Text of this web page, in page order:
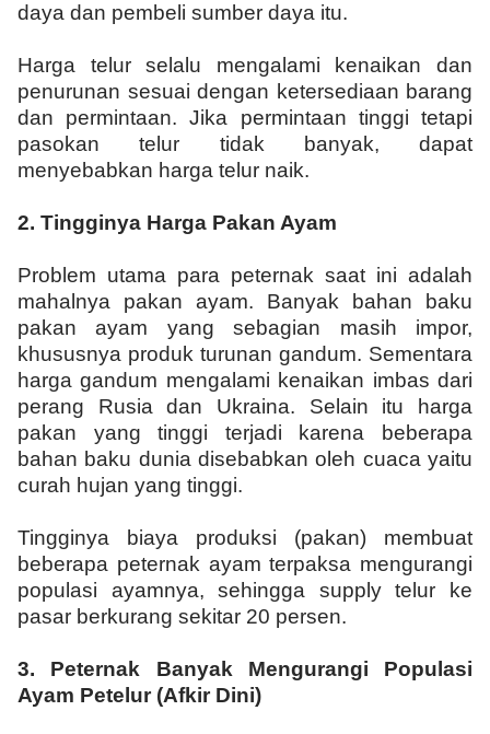
daya dan pembeli sumber daya itu.
Harga telur selalu mengalami kenaikan dan
penurunan sesuai dengan ketersediaan barang
dan permintaan. Jika permintaan tinggi tetapi
pasokan telur tidak banyak, dapat
menyebabkan harga telur naik.
2. Tingginya Harga Pakan Ayam
Problem utama para peternak saat ini adalah
mahalnya pakan ayam. Banyak bahan baku
pakan ayam yang sebagian masih impor,
khususnya produk turunan gandum. Sementara
harga gandum mengalami kenaikan imbas dari
perang Rusia dan Ukraina. Selain itu harga
pakan yang tinggi terjadi karena beberapa
bahan baku dunia disebabkan oleh cuaca yaitu
curah hujan yang tinggi.
Tingginya biaya produksi (pakan) membuat
beberapa peternak ayam terpaksa mengurangi
populasi ayamnya, sehingga supply telur ke
pasar berkurang sekitar 20 persen.
3. Peternak Banyak Mengurangi Populasi
Ayam Petelur (Afkir Dini)